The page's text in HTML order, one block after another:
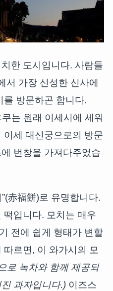
한 도시입니다. 사람들
서 가장 신성한 신사에
를 방문하곤 합니다.
는 원래 이세시에 세워
이세 대신궁으로의 방문
번창을 가져다주었습
赤福餅)로 유명합니다.
떡입니다. 모치는 매우
전에 쉽게 형태가 변할
르면, 이 와가시의 모
로 녹차와 함께 제공되
과자입니다.)이즈스